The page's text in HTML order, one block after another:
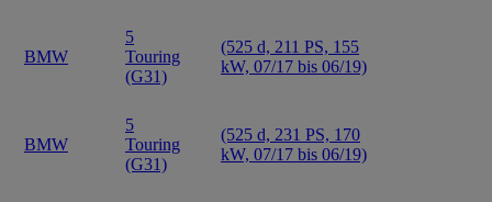
BMW
5
Touring
(G31)
(525 d, 211 PS, 155
kW, 07/17 bis 06/19)
BMW
5
Touring
(G31)
(525 d, 231 PS, 170
kW, 07/17 bis 06/19)